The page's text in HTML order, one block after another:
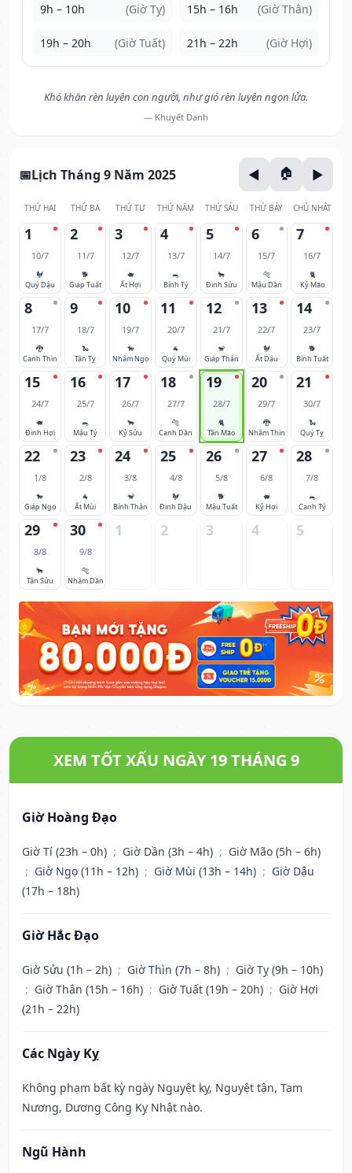
9h – 10h (Giờ Tỵ) 15h – 16h (Giờ Thân)
19h – 20h (Giờ Tuất) 21h – 22h (Giờ Hợi)
Khó khăn rèn luyện con người, như gió rèn luyện ngọn lửa.
— Khuyết Danh
Lịch Tháng 9 Năm 2025
THỨ HAI THỨ BA THỨ TƯ THỨ NĂM THỨ SÁU THỨ BẢY CHỦ NHẬT
1
10/7
🐓
Quý Dậu
2
11/7
🐕
Giáp Tuất
3
12/7
🐖
Ất Hợi
4
13/7
🐀
Bính Tý
5
14/7
🐂
Đinh Sửu
6
15/7
🐅
Mậu Dần
7
16/7
🐈
Kỷ Mão
8
17/7
🐉
Canh Thìn
9
18/7
🐍
Tân Tỵ
10
19/7
🐎
Nhâm Ngọ
11
20/7
🐐
Quý Mùi
12
21/7
🐒
Giáp Thân
13
22/7
🐓
Ất Dậu
14
23/7
🐕
Bính Tuất
15
24/7
🐖
Đinh Hợi
16
25/7
🐀
Mậu Tý
17
26/7
🐂
Kỷ Sửu
18
27/7
🐅
Canh Dần
19
28/7
🐈
Tân Mão
20
29/7
🐉
Nhâm Thìn
21
30/7
🐍
Quý Tỵ
22
1/8
🐎
Giáp Ngọ
23
2/8
🐐
Ất Mùi
24
3/8
🐒
Bính Thân
25
4/8
🐓
Đinh Dậu
26
5/8
🐕
Mậu Tuất
27
6/8
🐖
Kỷ Hợi
28
7/8
🐀
Canh Tý
29
8/8
🐂
Tân Sửu
30
9/8
🐅
Nhâm Dần
1 2 3 4 5
XEM TỐT XẤU NGÀY 19 THÁNG 9
Giờ Hoàng Đạo
Giờ Tí (23h – 0h) ; Giờ Dần (3h – 4h) ; Giờ Mão (5h – 6h)
; Giờ Ngọ (11h – 12h) ; Giờ Mùi (13h – 14h) ; Giờ Dậu
(17h – 18h)
Giờ Hắc Đạo
Giờ Sửu (1h – 2h) ; Giờ Thìn (7h – 8h) ; Giờ Tỵ (9h – 10h)
; Giờ Thân (15h – 16h) ; Giờ Tuất (19h – 20h) ; Giờ Hợi
(21h – 22h)
Các Ngày Kỵ
Không phạm bất kỳ ngày Nguyệt kỵ, Nguyệt tận, Tam
Nương, Dương Công Kỵ Nhật nào.
Ngũ Hành